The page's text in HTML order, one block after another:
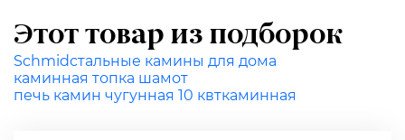
Этот товар из подборок
Schmidстальные камины для дома
каминная топка шамот
печь камин чугунная 10 квткаминная